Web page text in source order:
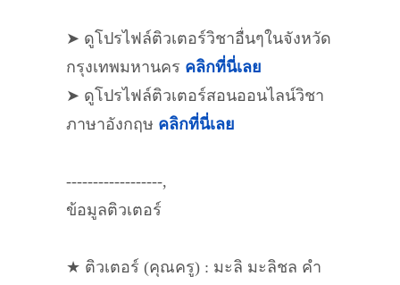
➤ ดูโปรไฟล์ติวเตอร์วิชาอื่นๆในจังหวัด
กรุงเทพมหานคร คลิกที่นี่เลย
➤ ดูโปรไฟล์ติวเตอร์สอนออนไลน์วิชา
ภาษาอังกฤษ คลิกที่นี่เลย
------------------,
ข้อมูลติวเตอร์
★ ติวเตอร์ (คุณครู) : มะลิ มะลิชล คำ